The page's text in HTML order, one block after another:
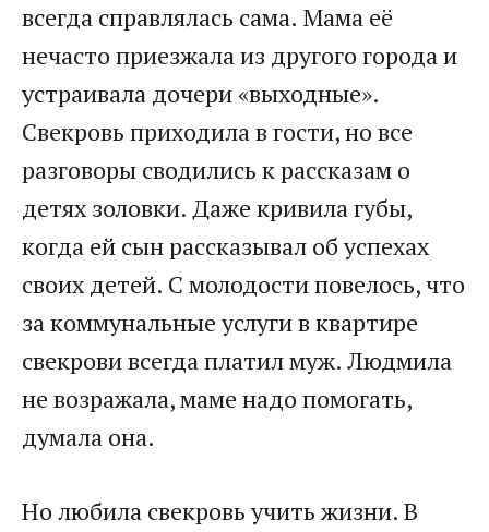
всегда справлялась сама. Мама её
нечасто приезжала из другого города и
устраивала дочери «выходные».
Свекровь приходила в гости, но все
разговоры сводились к рассказам о
детях золовки. Даже кривила губы,
когда ей сын рассказывал об успехах
своих детей. С молодости повелось, что
за коммунальные услуги в квартире
свекрови всегда платил муж. Людмила
не возражала, маме надо помогать,
думала она.
Но любила свекровь учить жизни. В